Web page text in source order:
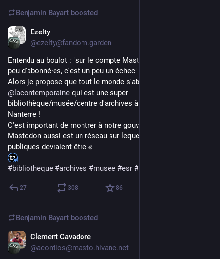
Benjamin Bayart boosted
Ezelty
@ezelty@fandom.garden
Entendu au boulot : "sur le compte Mastodon on a vraiment
peu d'abonné·es, c'est un peu un échec"
@ lacontemporaine qui est une super
bibliothèque/musée/centre d'archives à l'université Paris
Nanterre !
C'est important de montrer à notre gouvernance que
Mastodon aussi est un réseau sur lequel les institutions
publiques devraient être ✊
#bibliotheque #archives #musee #esr #histoire
27 308 86
Benjamin Bayart boosted
Clement Cavadore
@acontios@masto.hivane.net